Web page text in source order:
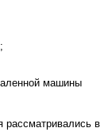
машины
рассматривались в